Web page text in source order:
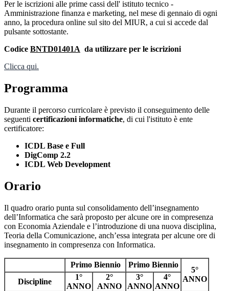
Per le iscrizioni alle prime cassi dell' istituto tecnico -
Amministrazione finanza e marketing, nel mese di gennaio di ogni
anno, la procedura online sul sito del MIUR, a cui si accede dal
pulsante sottostante.
Codice BNTD01401A da utilizzare per le iscrizioni
Clicca qui.
Programma
Durante il percorso curricolare è previsto il conseguimento delle
seguenti certificazioni informatiche, di cui l'istituto è ente
certificatore:
ICDL Base e Full
DigComp 2.2
ICDL Web Development
Orario
Il quadro orario punta sul consolidamento dell’insegnamento
dell’Informatica che sarà proposto per alcune ore in compresenza
con Economia Aziendale e l’introduzione di una nuova disciplina,
Teoria della Comunicazione, anch’essa integrata per alcune ore di
insegnamento in compresenza con Informatica.
Primo Biennio Primo Biennio
5°
ANNO
Discipline
1°
ANNO
2°
ANNO
3°
ANNO
4°
ANNO